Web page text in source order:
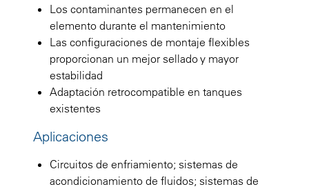
Los contaminantes permanecen en el
elemento durante el mantenimiento
Las configuraciones de montaje flexibles
proporcionan un mejor sellado y mayor
estabilidad
Adaptación retrocompatible en tanques
existentes
Aplicaciones
Circuitos de enfriamiento; sistemas de
acondicionamiento de fluidos; sistemas de